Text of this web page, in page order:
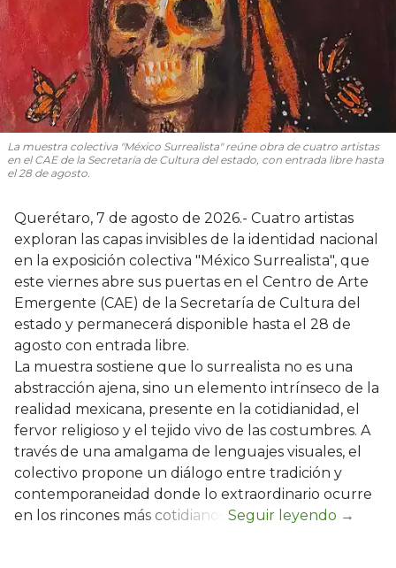
La muestra colectiva "México Surrealista" reúne obra de cuatro artistas
en el CAE de la Secretaría de Cultura del estado, con entrada libre hasta
el 28 de agosto.
Querétaro, 7 de agosto de 2026.- Cuatro artistas
exploran las capas invisibles de la identidad nacional
en la exposición colectiva "México Surrealista", que
este viernes abre sus puertas en el Centro de Arte
Emergente (CAE) de la Secretaría de Cultura del
estado y permanecerá disponible hasta el 28 de
agosto con entrada libre.
La muestra sostiene que lo surrealista no es una
abstracción ajena, sino un elemento intrínseco de la
realidad mexicana, presente en la cotidianidad, el
fervor religioso y el tejido vivo de las costumbres. A
través de una amalgama de lenguajes visuales, el
colectivo propone un diálogo entre tradición y
contemporaneidad donde lo extraordinario ocurre
en los rincones más cotidianos.